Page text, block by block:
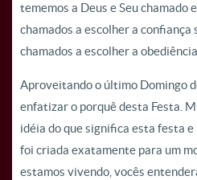
tememos a Deus e Seu chamado
chamados a escolher a confiança
chamados a escolher a
Aproveitando o último Domingo
enfatizar o porquê desta Festa.
idéia do que significa esta festa
foi criada exatamente para um
estamos vivendo, vocês